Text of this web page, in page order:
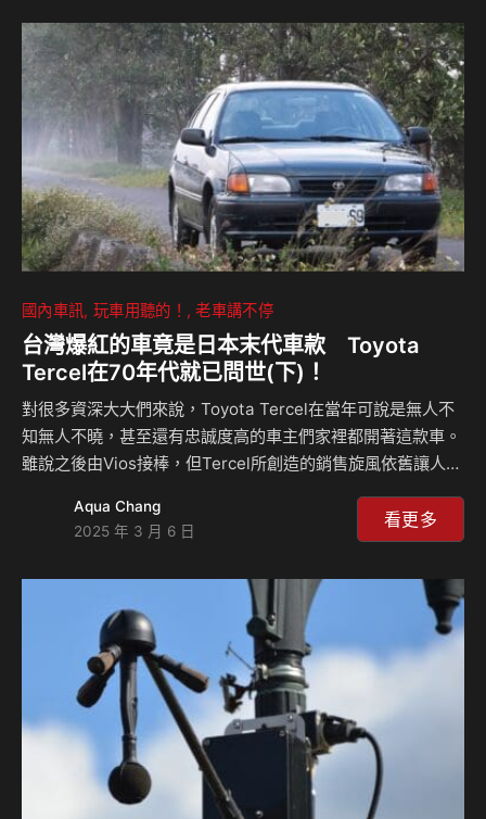
Sound音效技術，帶來高音清亮、低音強勁的震撼高音質，再
結合Bass Boost重…
國內車訊 玩車用聽的！ 老車講不停
台灣爆紅的車竟是日本末代車款 Toyota
Tercel在70年代就已問世(下)！
對很多資深大大們來說，Toyota Tercel在當年可說是無人不
知無人不曉，甚至還有忠誠度高的車主們家裡都開著這款車。
雖說之後由Vios接棒，但Tercel所創造的銷售旋風依舊讓人印
共有五個世代，而台灣所製造販售的就是後一代、第五代車
型，上集我們先舖陳一下，將前四代車型做個統整的介紹，本
況。請慢用！CELSIORS Youtube頻
道：⁠https://www.youtube.com/@CELSIORS 相關新聞：
Aqua Chang
2025 年 3 月 6 日
看更多